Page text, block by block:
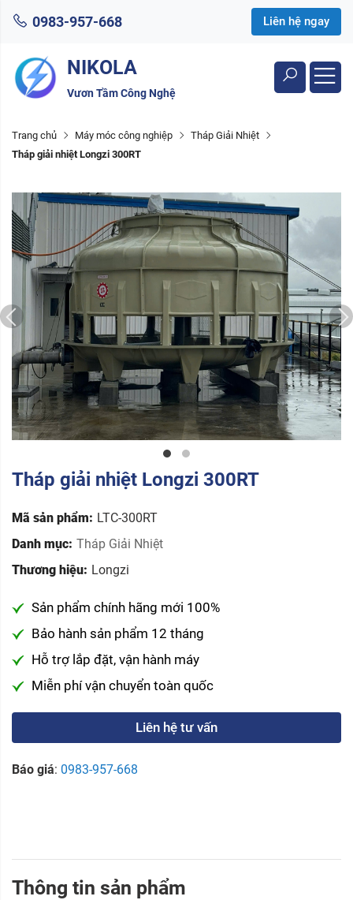
0983-957-668 Liên hệ ngay
NIKOLA
Vươn Tầm Công Nghệ
Trang chủ Máy móc công nghiệp
Tháp Giải Nhiệt
Tháp giải nhiệt Longzi 300RT
Tháp giải nhiệt Longzi 300RT
Mã sản phẩm: LTC-300RT
Danh mục: Tháp Giải Nhiệt
Thương hiệu: Longzi
Sản phẩm chính hãng mới 100%
Bảo hành sản phẩm 12 tháng
Hỗ trợ lắp đặt, vận hành máy
Miễn phí vận chuyển toàn quốc
Liên hệ tư vấn
Báo giá: 0983-957-668
Thông tin sản phẩm